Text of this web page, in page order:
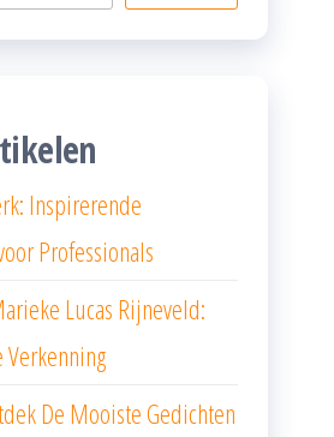
Inspirerende
Professionals
Lucas Rijneveld:
Verkenning
De Mooiste Gedichten